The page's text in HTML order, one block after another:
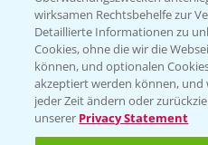
Folgen
wirksamen Rechtsbehelfe zur
Detaillierte Informationen zu
Cookies, ohne die wir die
können, und optionalen
akzeptiert werden können, und
jeder Zeit ändern oder
unserer Privacy Statement